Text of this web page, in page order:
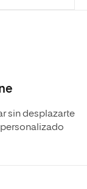
sin desplazarte